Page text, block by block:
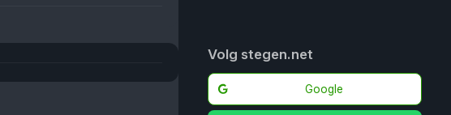
Volg stegen.net
Google